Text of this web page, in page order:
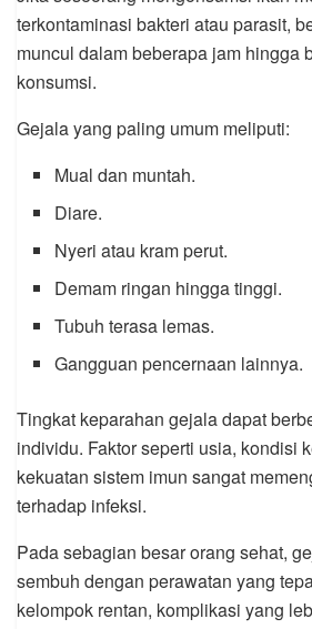
terkontaminasi bakteri atau parasit,
muncul dalam beberapa jam hingga
konsumsi.
Gejala yang paling umum meliputi:
Mual dan muntah.
Diare.
Nyeri atau kram perut.
Demam ringan hingga tinggi.
Tubuh terasa lemas.
Gangguan pencernaan lainnya.
Tingkat keparahan gejala dapat
individu. Faktor seperti usia, kondisi
kekuatan sistem imun sangat
terhadap infeksi.
Pada sebagian besar orang sehat,
sembuh dengan perawatan yang
kelompok rentan, komplikasi yang